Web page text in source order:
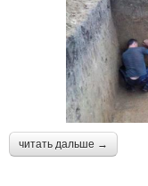
читать дальше →